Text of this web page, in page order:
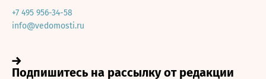
+7 495 956-34-58
info@vedomosti.ru